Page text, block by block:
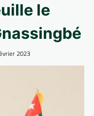
le
2023